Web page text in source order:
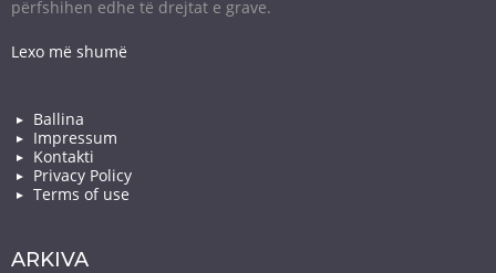
përfshihen edhe të drejtat e grave.
Lexo më shumë
Ballina
Impressum
Kontakti
Privacy Policy
Terms of use
ARKIVA